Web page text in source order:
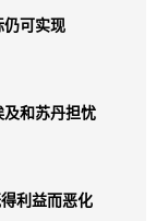
仍可实现
和苏丹担忧
利益而恶化